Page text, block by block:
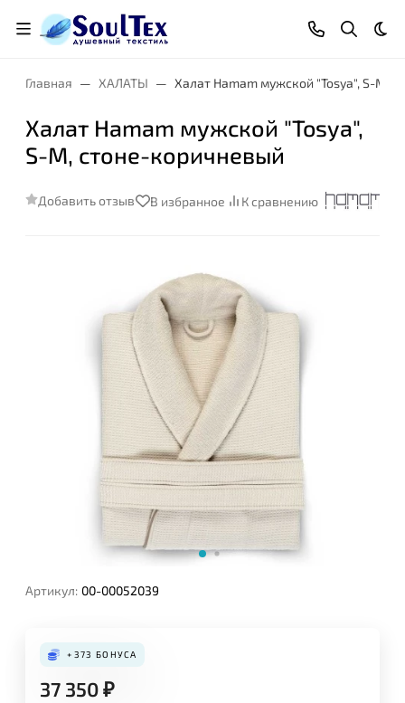
Главная ХАЛАТЫ Халат Hamam мужской "Tosya", S-M,
Халат Hamam мужской "Tosya",
S-M, стоне-коричневый
Добавить отзыв В избранное К сравнению
Артикул: 00-00052039
+373 БОНУСА
37 350₽